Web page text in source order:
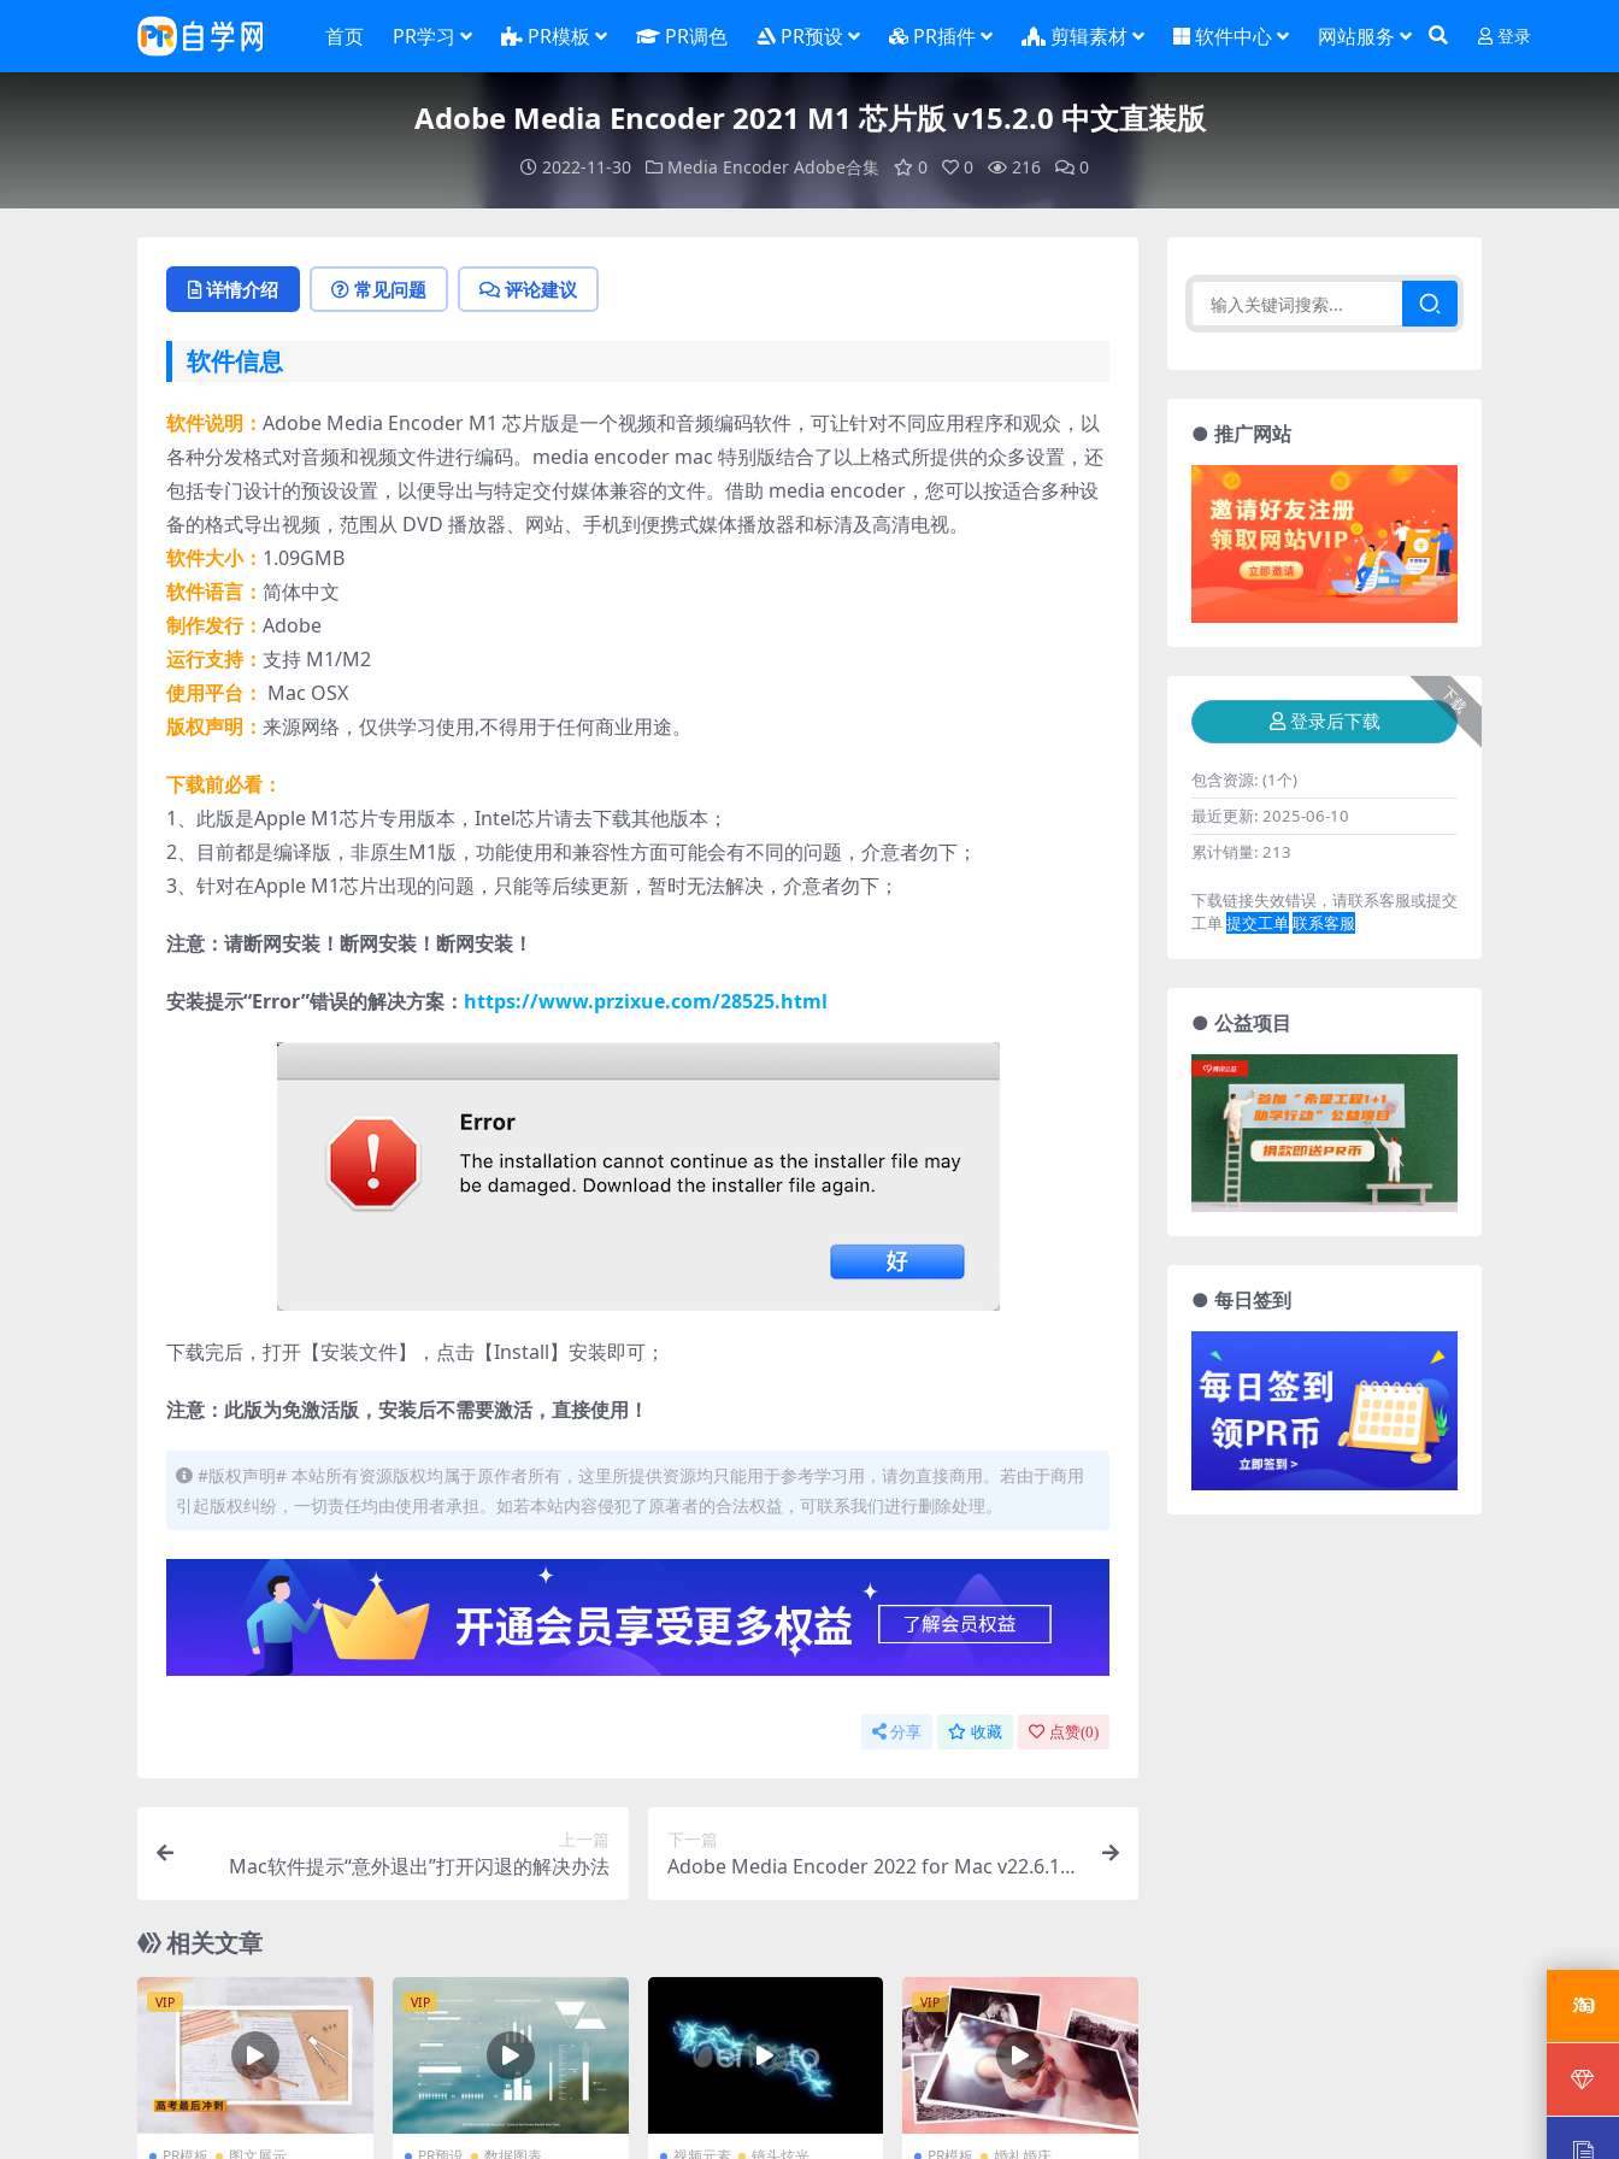
首页 PR学习 PR模板 PR调色 PR预设 PR插件 剪辑素材 软件中心 网站服务 登录
Adobe Media Encoder 2021 M1 芯片版 v15.2.0 中文直装版
2022-11-30 Media Encoder Adobe合集 0 0 216 0
详情介绍 常见问题 评论建议
软件信息
软件说明： Adobe Media Encoder M1 芯片版是一个视频和音频编码软件，可让针对不同应用程序和观众，以
各种分发格式对音频和视频文件进行编码。media encoder mac 特别版结合了以上格式所提供的众多设置，还
包括专门设计的预设设置，以便导出与特定交付媒体兼容的文件。借助 media encoder，您可以按适合多种设
备的格式导出视频，范围从 DVD 播放器、网站、手机到便携式媒体播放器和标清及高清电视。
软件大小： 1.09GMB
软件语言： 简体中文
制作发行： Adobe
运行支持： 支持 M1/M2
使用平台： Mac OSX
版权声明： 来源网络，仅供学习使用,不得用于任何商业用途。
下载前必看：
1、此版是Apple M1芯片专用版本，Intel芯片请去下载其他版本；
2、目前都是编译版，非原生M1版，功能使用和兼容性方面可能会有不同的问题，介意者勿下；
3、针对在Apple M1芯片出现的问题，只能等后续更新，暂时无法解决，介意者勿下；
注意：请断网安装！断网安装！断网安装！
安装提示“Error”错误的解决方案： https://www.przixue.com/28525.html
下载完后，打开【安装文件】，点击【Install】安装即可；
注意：此版为免激活版，安装后不需要激活，直接使用！
#版权声明# 本站所有资源版权均属于原作者所有，这里所提供资源均只能用于参考学习用，请勿直接商用。若由于商用
引起版权纠纷，一切责任均由使用者承担。如若本站内容侵犯了原著者的合法权益，可联系我们进行删除处理。
分享 收藏 点赞(0)
上一篇
Mac软件提示“意外退出”打开闪退的解决办法
下一篇
Adobe Media Encoder 2022 for Mac v22.6.1
相关文章
VIP VIP VIP
● 推广网站
下载
登录后下载
包含资源: (1个)
最近更新: 2025-06-10
累计销量: 213
下载链接失效错误，请联系客服或提交
工单提交工单联系客服
● 公益项目
● 每日签到